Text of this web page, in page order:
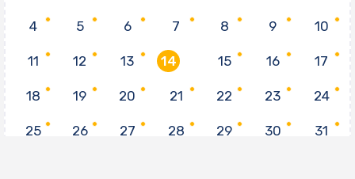
4 5 6 7 8 9 10
11 12 13 14 15 16 17
18 19 20 21 22 23 24
25 26 27 28 29 30 31